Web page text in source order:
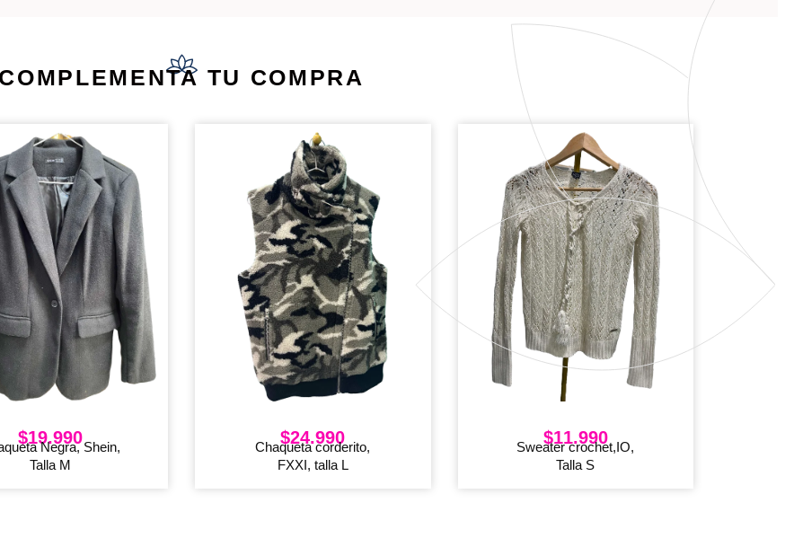
COMPLEMENTA TU COMPRA
$19.990
Negra, Shein,
Talla M
$24.990
Chaqueta corderito,
FXXI, talla L
$11.990
Sweater crochet,IO,
Talla S